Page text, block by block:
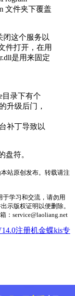
文件夹下覆盖
闭这个服务以
件打开，在用
是用来固定
目录下有个
升级后门，
补丁导致以
盘符。
站原创发布。转载请注
于学习和交流，请勿用
示版权证明以便删除。
：service@laoliang.net
注册机金蝶kis专